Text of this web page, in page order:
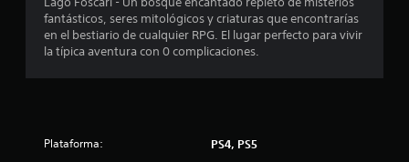
l
t
e
o
d
e
o
fantásticos, seres mitológicos y criaturas que encontrarías
en el bestiario de cualquier RPG. El lugar perfecto para vivir
la típica aventura con 0 complicaciones.
Plataforma: PS4, PS5